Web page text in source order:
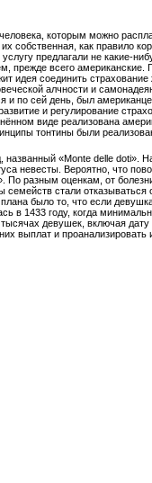
которым можно
собственная, как правило
предлагали не какие-
всего американские.
идея соединить
алчности и
и по сей день, был
и регулирование
виде реализована
тонтины были
«Monte delle doti».
невесты. Вероятно, что
разным оценкам, от
семейств стали
было то, что если
в 1433 году, когда
девушек, включая
выплат и проанализировать